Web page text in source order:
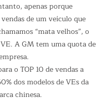
apenas porque
de um veículo que
“mata velhos”, o
A GM tem uma quota de
o TOP 10 de vendas a
dos modelos de VEs da
chinesa.